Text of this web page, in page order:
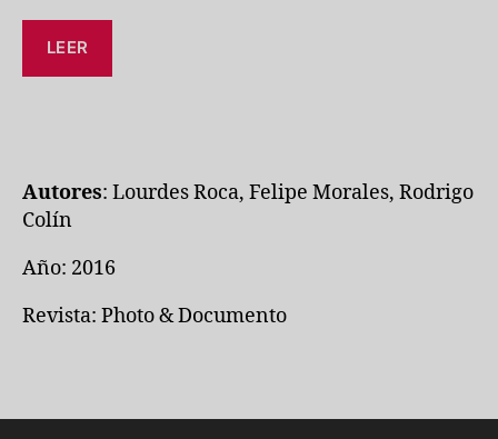
LEER
Autores: Lourdes Roca, Felipe Morales, Rodrigo
Colín
Año: 2016
Revista: Photo & Documento